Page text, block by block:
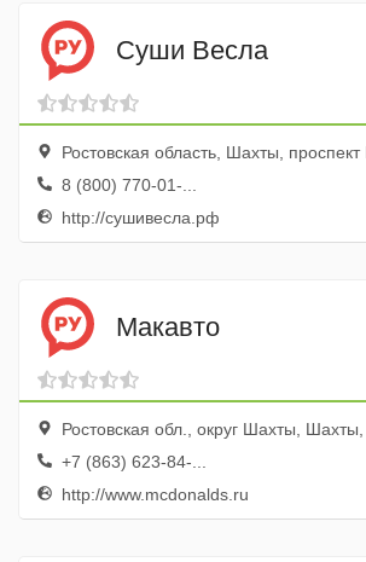
Суши Весла
Ростовская область, Шахты, проспект Победа Революции, 113,
8 (800) 770-01-...
http://сушивесла.рф
Макавто
Ростовская обл., округ Шахты, Шахты, просп.
+7 (863) 623-84-...
http://www.mcdonalds.ru